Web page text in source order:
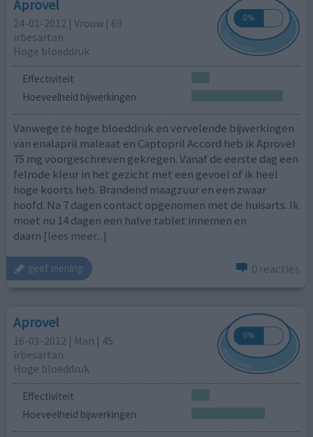
Aprovel
24-01-2012 | Vrouw | 69
irbesartan
Hoge bloeddruk
Effectiviteit
Hoeveelheid bijwerkingen
Vanwege te hoge bloeddruk en vervelende bijwerkingen
van enalapril maleaat en Captopril Accord heb ik Aprovel
75 mg voorgeschreven gekregen. Vanaf de eerste dag een
felrode kleur in het gezicht met een gevoel of ik heel
hoge koorts heb. Brandend maagzuur en een zwaar
hoofd. Na 7 dagen contact opgenomen met de huisarts. Ik
moet nu 14 dagen een halve tablet innemen en
daarn [lees meer...]
geef mening 0 reacties
Aprovel
16-01-2012 | Man | 45
irbesartan
Hoge bloeddruk
Effectiviteit
Hoeveelheid bijwerkingen